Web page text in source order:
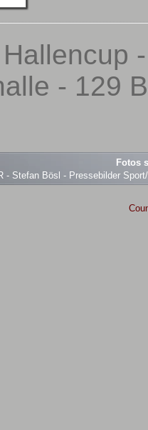
- 129
Fotos
- Stefan Bösl - Pressebilder